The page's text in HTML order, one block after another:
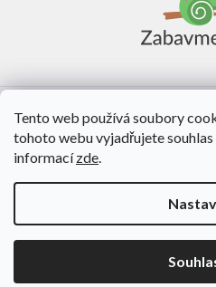
Tento web používá soubory
tohoto webu vyjadřujete
informacízde.
O nás